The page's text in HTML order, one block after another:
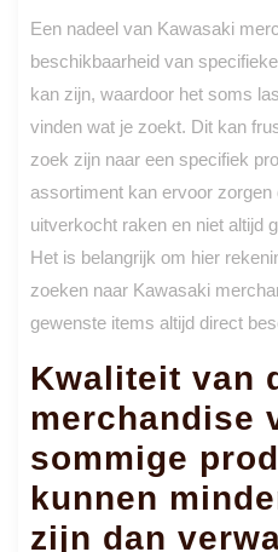
Een nadeel van Kawasaki
beschikbaarheid van
kan zijn, waardoor het soms
vinden wat je zoekt. Dit kan
zoek zijn naar een specifiek
assortiment kan ervoor zorgen
uitverkocht raken en niet altijd
Het is belangrijk om hier
zoeken naar Kawasaki
gewenste items altijd direct
Kwaliteit van
merchandise
sommige
kunnen
zijn dan